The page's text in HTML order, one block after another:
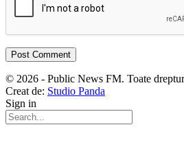
© 2026 - Public News FM. Toate
Creat de: Studio Panda
Sign in